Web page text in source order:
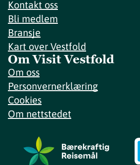
Kontakt oss
Bli medlem
Bransje
Kart over Vestfold
Om Visit Vestfold
Om oss
Personvernerklæring
Cookies
Om nettstedet